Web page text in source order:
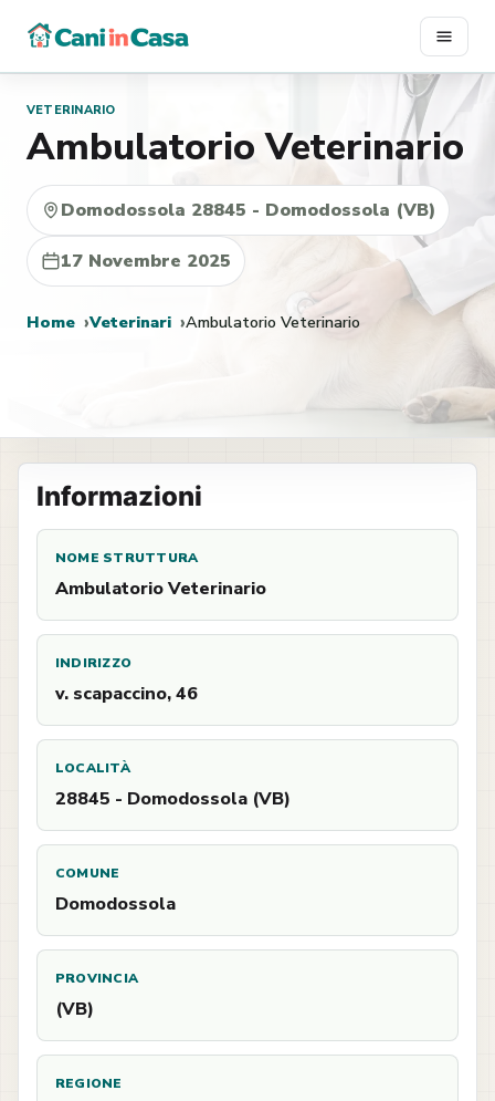
contenuto
VETERINARIO
Ambulatorio Veterinario
Domodossola 28845 - Domodossola (VB)
17 Novembre 2025
Home Veterinari Ambulatorio Veterinario
Informazioni
NOME STRUTTURA
Ambulatorio Veterinario
INDIRIZZO
v. scapaccino, 46
LOCALITÀ
28845 - Domodossola (VB)
COMUNE
Domodossola
PROVINCIA
(VB)
REGIONE